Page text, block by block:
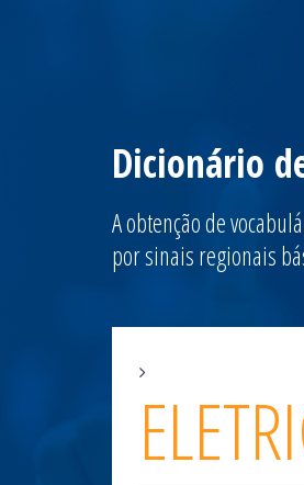
Dicionário
A obtenção de
por sinais regionais